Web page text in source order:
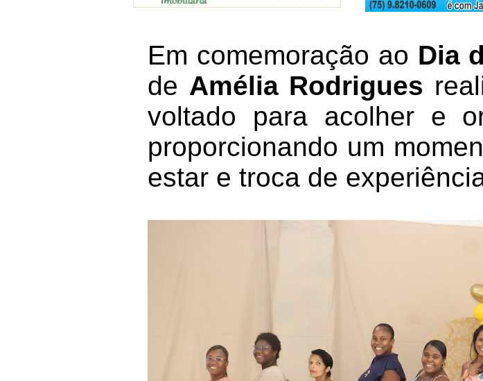
Em comemoração ao Dia
de Amélia Rodrigues
voltado para acolher e
proporcionando um
estar e troca de